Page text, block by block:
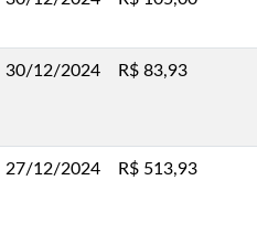
30/12/2024 R$ 83,93
27/12/2024 R$ 513,93